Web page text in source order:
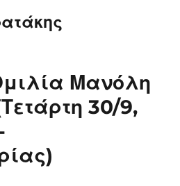
Μανόλη
30/9,